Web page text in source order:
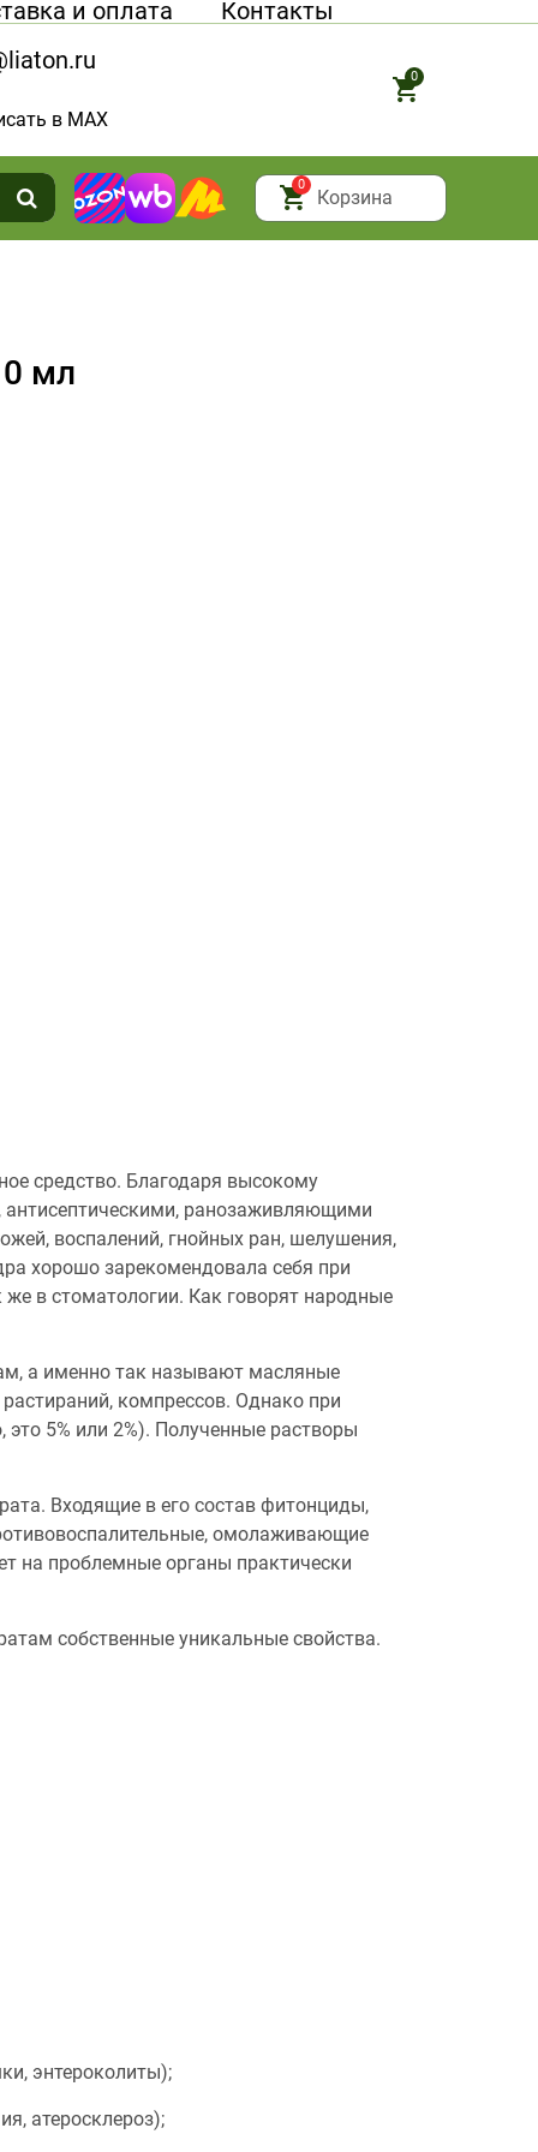
и оплата
Контакты
в MAX
0
0
Корзина
мл
средство. Благодаря высокому
ранозаживляющими
воспалений, гнойных ран, шелушения,
хорошо зарекомендовала себя при
в стоматологии. Как говорят народные
а именно так называют масляные
компрессов. Однако при
5% или 2%). Полученные растворы
Входящие в его состав фитонциды,
омолаживающие
на проблемные органы практически
собственные уникальные свойства.
энтероколиты);
атеросклероз);